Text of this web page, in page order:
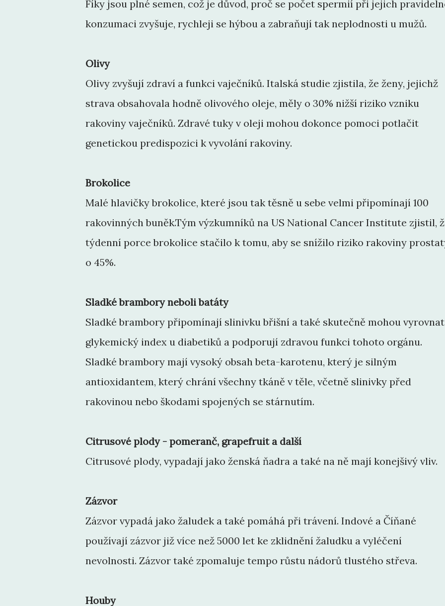
Fíky jsou plné semen, což je důvod, proč se počet spermií při jejich
konzumaci zvyšuje, rychleji se hýbou a zabraňují tak neplodnosti u mužů.
Olivy
Olivy zvyšují zdraví a funkci vaječníků. Italská studie zjistila, že ženy, jejichž
strava obsahovala hodně olivového oleje, měly o 30% nižší riziko vzniku
rakoviny vaječníků. Zdravé tuky v oleji mohou dokonce pomoci potlačit
genetickou predispozici k vyvolání rakoviny.
Brokolice
Malé hlavičky brokolice, které jsou tak těsně u sebe velmi připomínají 100
rakovinných buněk.Tým výzkumníků na US National Cancer Institute zjistil,
týdenní porce brokolice stačilo k tomu, aby se snížilo riziko rakoviny
o 45%.
Sladké brambory neboli batáty
Sladké brambory připomínají slinivku břišní a také skutečně mohou vyrovnat
glykemický index u diabetiků a podporují zdravou funkci tohoto orgánu.
Sladké brambory mají vysoký obsah beta-karotenu, který je silným
antioxidantem, který chrání všechny tkáně v těle, včetně slinivky před
rakovinou nebo škodami spojených se stárnutím.
Citrusové plody - pomeranč, grapefruit a další
Citrusové plody, vypadají jako ženská ňadra a také na ně mají konejšivý vliv.
Zázvor
Zázvor vypadá jako žaludek a také pomáhá při trávení. Indové a Číňané
používají zázvor již více než 5000 let ke zklidnění žaludku a vyléčení
nevolnosti. Zázvor také zpomaluje tempo růstu nádorů tlustého střeva.
Houby